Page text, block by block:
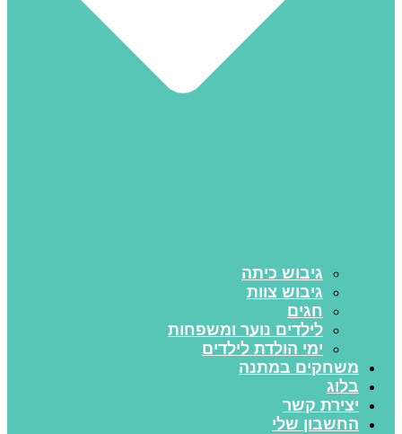
גיבוש כיתה
גיבוש צוות
חגים
לילדים נוער ומשפחות
ימי הולדת לילדים
משחקים במתנה
בלוג
יצירת קשר
החשבון שלי